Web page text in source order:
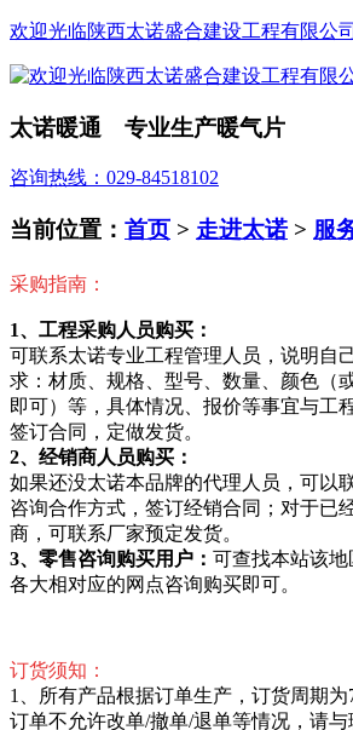
欢迎光临陕西太诺盛合建设工程有限公
太诺暖通 专业生产暖气片
咨询热线：029-84518102
当前位置： 首页 > 走进太诺> 服
采购指南：
1、工程采购人员购买：
可联系太诺专业工程管理人员，说明自
求：材质、规格、型号、数量、颜色（
即可）等，具体情况、报价等事宜与工
签订合同，定做发货。
2、经销商人员购买：
如果还没太诺本品牌的代理人员，可以
咨询合作方式，签订经销合同；对于已
商，可联系厂家预定发货。
3、零售咨询购买用户： 可查找本站该地
各大相对应的网点咨询购买即可。
订货须知：
1、所有产品根据订单生产，订货周期为
订单不允许改单/撤单/退单等情况，请